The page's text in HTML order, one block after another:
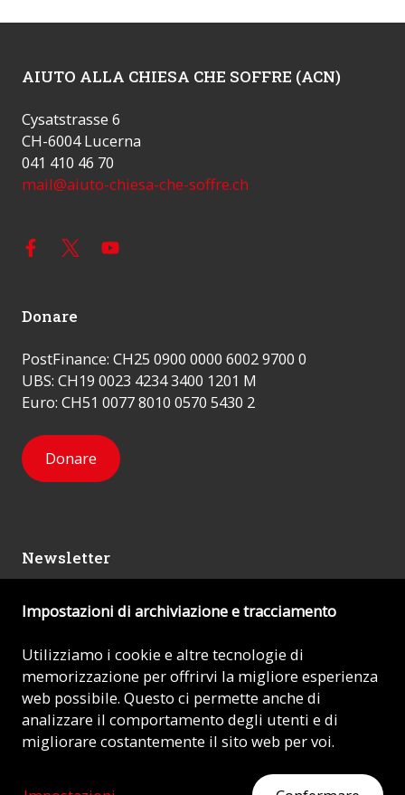
AIUTO ALLA CHIESA CHE SOFFRE (ACN)
Cysatstrasse 6
CH-6004 Lucerna
041 410 46 70
mail@aiuto-chiesa-che-soffre.ch
Donare
PostFinance: CH25 0900 0000 6002 9700 0
UBS: CH19 0023 4234 3400 1201 M
Euro: CH51 0077 8010 0570 5430 2
Donare
Newsletter
Mi iscrivo
© 2026 - AIUTO ALLA CHIESA CHE SOFFRE (ACN)
Impronta
Impostazioni di archiviazione e tracciamento
Utilizziamo i cookie e altre tecnologie di
memorizzazione per offrirvi la migliore esperienza
web possibile. Questo ci permette anche di
analizzare il comportamento degli utenti e di
migliorare costantemente il sito web per voi.